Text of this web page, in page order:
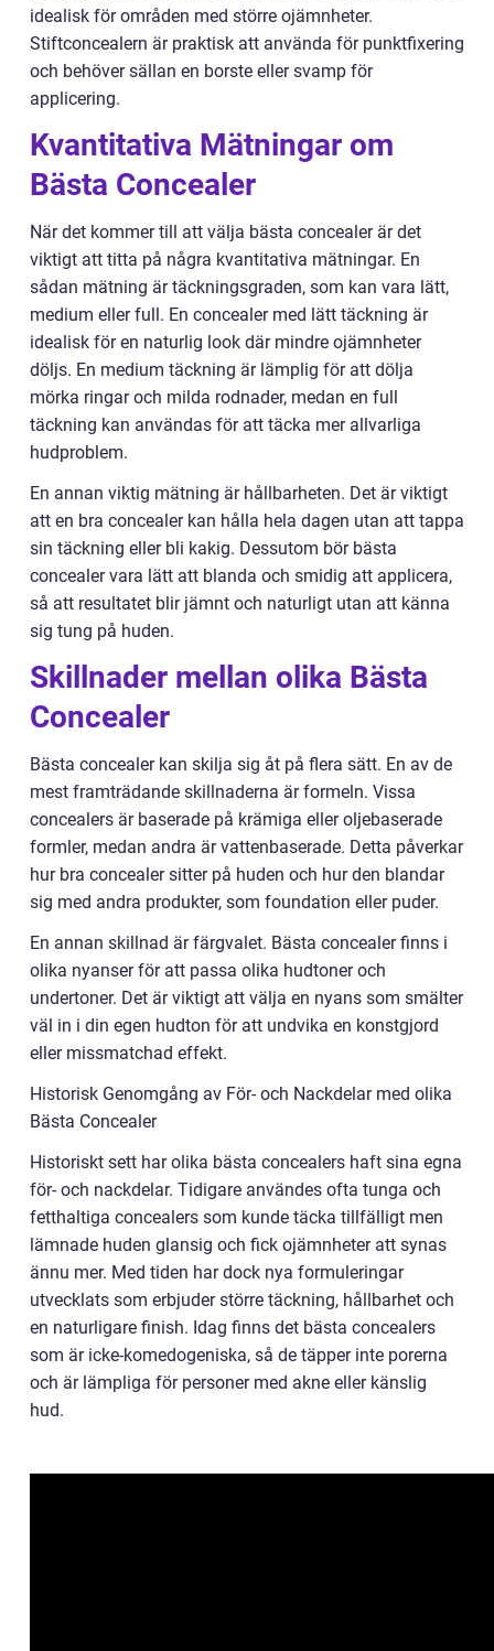
idealisk för områden med större ojämnheter.
Stiftconcealern är praktisk att använda för punktfixering
och behöver sällan en borste eller svamp för
applicering.
Kvantitativa Mätningar om
Bästa Concealer
När det kommer till att välja bästa concealer är det
viktigt att titta på några kvantitativa mätningar. En
sådan mätning är täckningsgraden, som kan vara lätt,
medium eller full. En concealer med lätt täckning är
idealisk för en naturlig look där mindre ojämnheter
döljs. En medium täckning är lämplig för att dölja
mörka ringar och milda rodnader, medan en full
täckning kan användas för att täcka mer allvarliga
hudproblem.
En annan viktig mätning är hållbarheten. Det är viktigt
att en bra concealer kan hålla hela dagen utan att tappa
sin täckning eller bli kakig. Dessutom bör bästa
concealer vara lätt att blanda och smidig att applicera,
så att resultatet blir jämnt och naturligt utan att känna
sig tung på huden.
Skillnader mellan olika Bästa
Concealer
Bästa concealer kan skilja sig åt på flera sätt. En av de
mest framträdande skillnaderna är formeln. Vissa
concealers är baserade på krämiga eller oljebaserade
formler, medan andra är vattenbaserade. Detta påverkar
hur bra concealer sitter på huden och hur den blandar
sig med andra produkter, som foundation eller puder.
En annan skillnad är färgvalet. Bästa concealer finns i
olika nyanser för att passa olika hudtoner och
undertoner. Det är viktigt att välja en nyans som smälter
väl in i din egen hudton för att undvika en konstgjord
eller missmatchad effekt.
Historisk Genomgång av För- och Nackdelar med olika
Bästa Concealer
Historiskt sett har olika bästa concealers haft sina egna
för- och nackdelar. Tidigare användes ofta tunga och
fetthaltiga concealers som kunde täcka tillfälligt men
lämnade huden glansig och fick ojämnheter att synas
ännu mer. Med tiden har dock nya formuleringar
utvecklats som erbjuder större täckning, hållbarhet och
en naturligare finish. Idag finns det bästa concealers
som är icke-komedogeniska, så de täpper inte porerna
och är lämpliga för personer med akne eller känslig
hud.